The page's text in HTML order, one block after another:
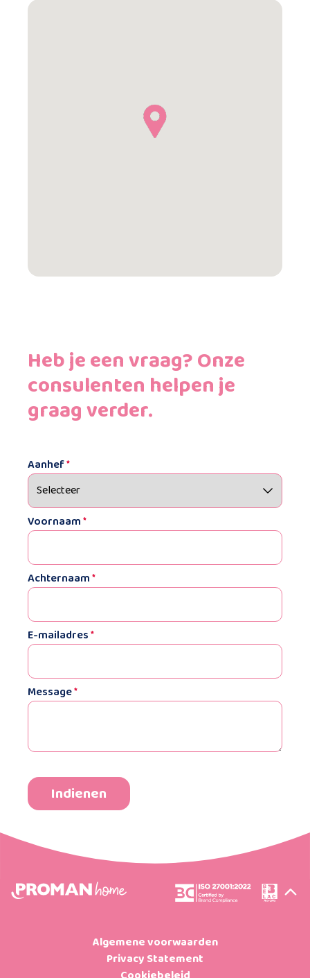
Heb je een vraag? Onze
consulenten helpen je
graag verder.
Aanhef*
Voornaam*
Achternaam*
E-mailadres*
Message*
Algemene voorwaarden
Privacy Statement